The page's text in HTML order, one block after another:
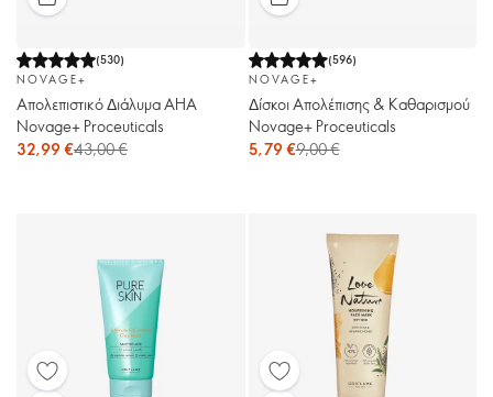
(530)
NOVAGE+
Απολεπιστικό Διάλυμα ΑΗΑ
Novage+ Proceuticals
32,99 €43,00 €
(596)
NOVAGE+
Δίσκοι Απολέπισης & Καθαρισμού
Novage+ Proceuticals
5,79 €9,00 €